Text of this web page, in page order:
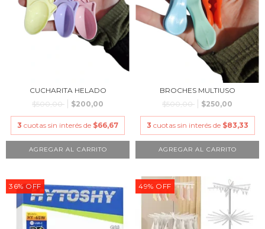
CUCHARITA HELADO
$500,00
$200,00
3 cuotas sin interés de $66,67
BROCHES MULTIUSO
$500,00
$250,00
3 cuotas sin interés de $83,33
36% OFF 49% OFF